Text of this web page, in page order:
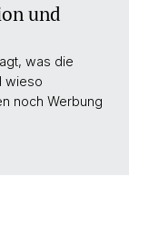
und
was die
wieso
noch Werbung